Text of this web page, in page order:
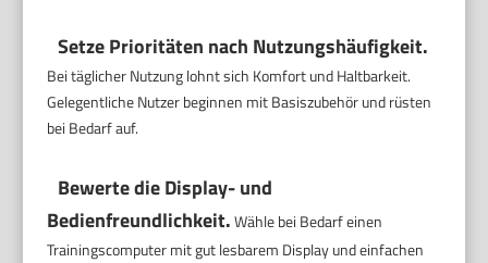
Setze Prioritäten nach Nutzungshäufigkeit.
Bei täglicher Nutzung lohnt sich Komfort und Haltbarkeit.
Gelegentliche Nutzer beginnen mit Basiszubehör und rüsten
bei Bedarf auf.
Bewerte die Display- und
Bedienfreundlichkeit.Wähle bei Bedarf einen
Trainingscomputer mit gut lesbarem Display und einfachen